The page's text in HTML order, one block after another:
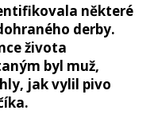
některé
derby.
života
byl muž,
jak vylil pivo